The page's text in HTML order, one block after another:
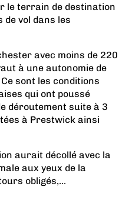
le terrain de destination
vol dans les
avec moins de 220
à une autonomie de
sont les conditions
qui ont poussé
déroutement suite à 3
à Prestwick ainsi
aurait décollé avec la
aux yeux de la
obligés,...